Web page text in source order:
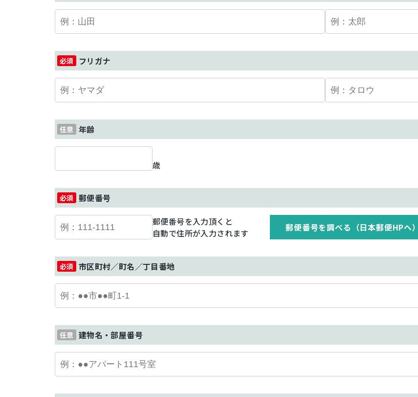
フリガナ
年齢
歳
郵便番号
郵便番号を入力頂くと
自動で住所が入力されます
郵便番号を調べる（日本郵便HPへ）
市区町村／町名／丁目番地
建物名・部屋番号